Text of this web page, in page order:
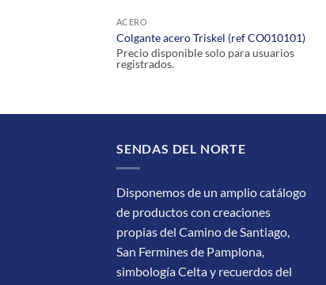
ACERO
Colgante acero Triskel (ref CO010101)
Precio disponible solo para usuarios
registrados.
SENDAS DEL NORTE
Disponemos de un amplio catálogo
de productos con creaciones
propias del Camino de Santiago,
San Fermines de Pamplona,
simbología Celta y recuerdos del